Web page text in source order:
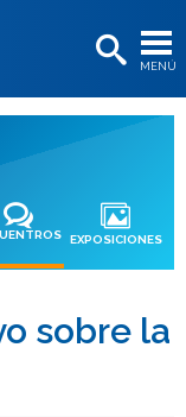
MENÚ
EXPOSICIONES
sobre la